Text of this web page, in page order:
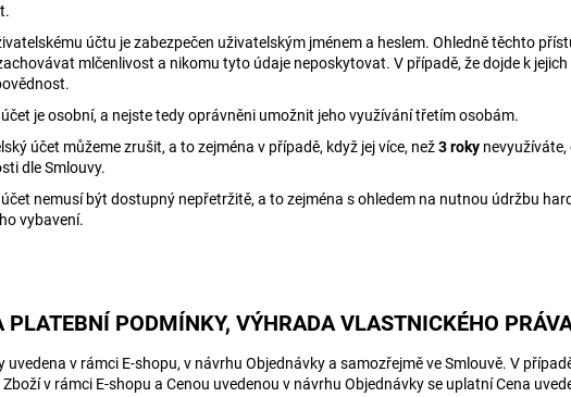
účtu je zabezpečen uživatelským jménem a heslem. Ohledně těchto
mlčenlivost a nikomu tyto údaje neposkytovat. V případě, že dojde k
je osobní, a nejste tedy oprávněni umožnit jeho využívání třetím osobám.
účet můžeme zrušit, a to zejména v případě, když jej více, než3 roky
dle Smlouvy.
nemusí být dostupný nepřetržitě, a to zejména s ohledem na nutnou údržbu
vybavení.
PLATEBNÍ PODMÍNKY, VÝHRADA VLASTNICKÉHO
uvedena v rámci E-shopu, v návrhu Objednávky a samozřejmě ve Smlouvě. V
v rámci E-shopu a Cenou uvedenou v návrhu Objednávky se uplatní Cena